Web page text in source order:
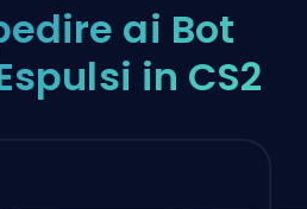
ai Bot
in CS2